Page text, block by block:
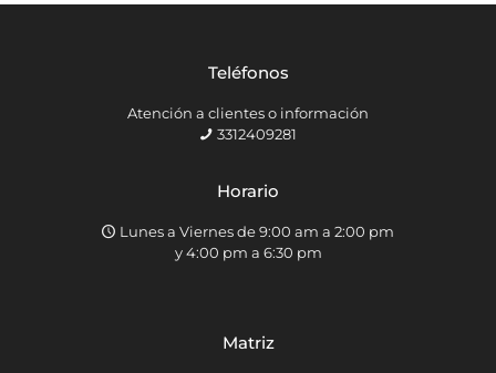
Teléfonos
Atención a clientes o información
3312409281
Horario
Lunes a Viernes de 9:00 am a 2:00 pm
y 4:00 pm a 6:30 pm
Matriz